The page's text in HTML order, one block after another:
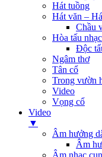
Hát tuồng
Hát văn –
Chầu
Hòa tấu
Độc
Ngâm thơ
Tân cổ
Trong vườn
Video
Vọng cổ
Video
▼
Âm hưởng
Âm
Âm nhạc